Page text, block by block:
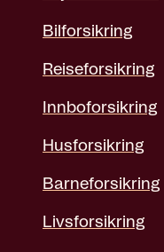
Bilforsikring
Reiseforsikring
Innboforsikring
Husforsikring
Barneforsikring
Livsforsikring